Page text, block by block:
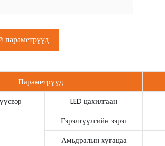
параметрүүд
Параметрүүд
LED цахилгаан
Гэрэлтүүлгийн зэрэг
Амьдралын хугацаа